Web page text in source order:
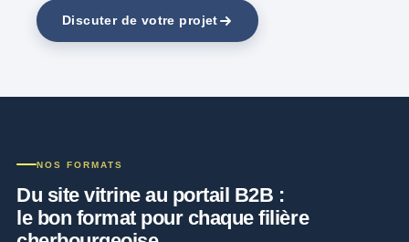
Discuter de votre projet
NOS FORMATS
Du site vitrine au portail B2B :
le bon format pour chaque filière